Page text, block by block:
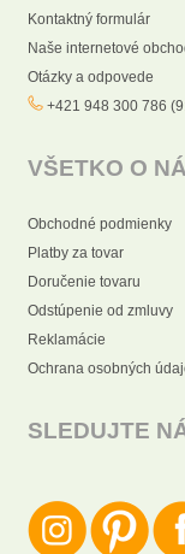
Kontaktný formulár
Naše internetové
Otázky a odpovede
+421 948 300 786
VŠETKO O
Obchodné podmienky
Platby za tovar
Doručenie tovaru
Odstúpenie od zmluvy
Reklamácie
Ochrana osobných
SLEDUJTE